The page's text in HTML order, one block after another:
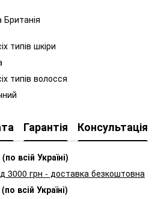
Британія
типів шкіри
типів волосся
Гарантія Консультація
всій Україні)
3000 грн - доставка безкоштовна
всій Україні)